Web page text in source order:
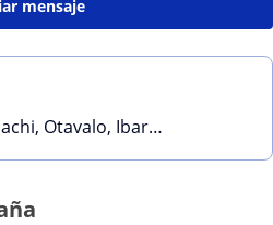
mensaje
Antonio Ante, Cotacachi, Otavalo, Ibarra